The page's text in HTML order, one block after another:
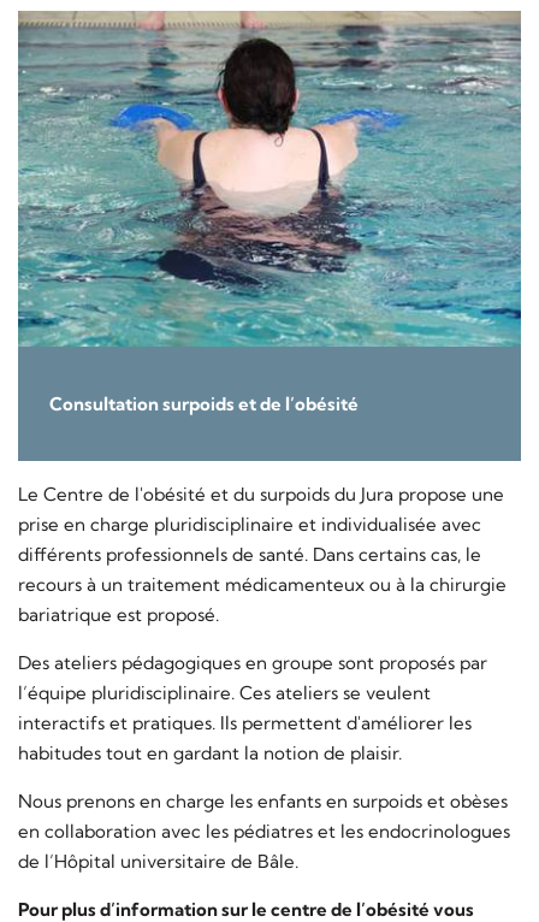
Consultation surpoids et de l’obésité
Le Centre de l'obésité et du surpoids du Jura propose une
prise en charge pluridisciplinaire et individualisée avec
différents professionnels de santé. Dans certains cas, le
recours à un traitement médicamenteux ou à la chirurgie
bariatrique est proposé.
Des ateliers pédagogiques en groupe sont proposés par
l’équipe pluridisciplinaire. Ces ateliers se veulent
interactifs et pratiques. Ils permettent d'améliorer les
habitudes tout en gardant la notion de plaisir.
Nous prenons en charge les enfants en surpoids et obèses
en collaboration avec les pédiatres et les endocrinologues
de l’Hôpital universitaire de Bâle.
Pour plus d’information sur le centre de l’obésité vous